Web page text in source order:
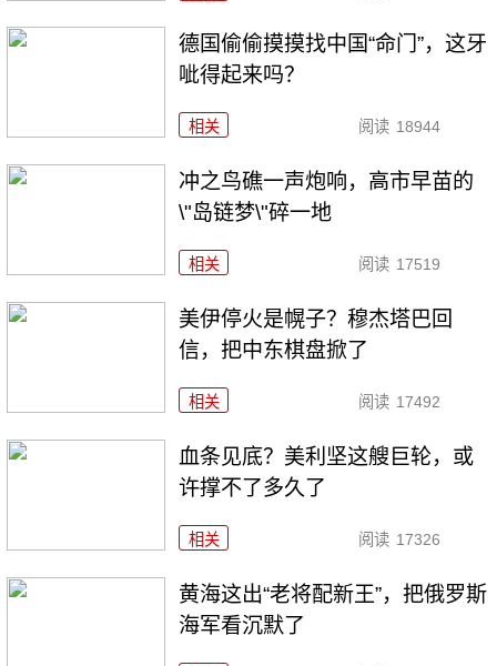
德国偷偷摸摸找中国“命门”，这牙
呲得起来吗？
相关 阅读 18944
冲之鸟礁一声炮响，高市早苗的
\"岛链梦\"碎一地
相关 阅读 17519
美伊停火是幌子？穆杰塔巴回
信，把中东棋盘掀了
相关 阅读 17492
血条见底？美利坚这艘巨轮，或
许撑不了多久了
相关 阅读 17326
黄海这出“老将配新王”，把俄罗斯
海军看沉默了